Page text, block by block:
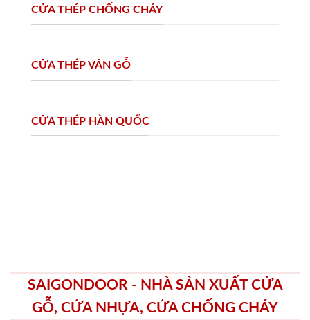
CỬA THÉP CHỐNG CHÁY
CỬA THÉP VÂN GỖ
CỬA THÉP HÀN QUỐC
SAIGONDOOR - NHÀ SẢN XUẤT CỬA
GỖ, CỬA NHỰA, CỬA CHỐNG CHÁY